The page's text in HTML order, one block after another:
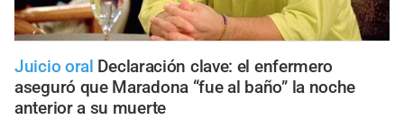
Juicio oral Declaración clave: el enfermero
aseguró que Maradona “fue al baño” la noche
anterior a su muerte